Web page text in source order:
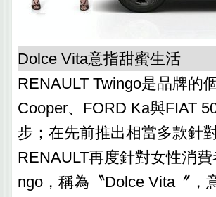
Dolce Vita意指甜蜜生活
RENAULT Twingo是品牌的
Cooper、FORD Ka與FIAT
步；在先前推出相當多款針
RENAULT再度針對女性消
ngo，稱為〝Dolce Vita〞，